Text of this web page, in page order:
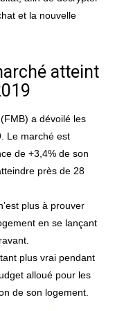
et la nouvelle
atteint
a dévoilé les
Le marché est
de +3,4% de son
près de 28
plus à prouver
en se lançant
plus vrai pendant
alloué pour les
de son logement.